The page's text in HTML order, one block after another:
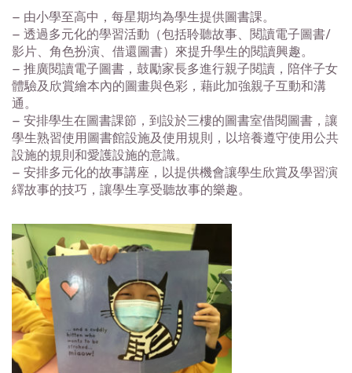
– 由小學至高中，每星期均為學生提供圖書課。
– 透過多元化的學習活動（包括聆聽故事、閱讀電子圖書/
影片、角色扮演、借還圖書）來提升學生的閱讀興趣。
– 推廣閱讀電子圖書，鼓勵家長多進行親子閱讀，陪伴子女
體驗及欣賞繪本內的圖畫與色彩，藉此加強親子互動和溝
通。
– 安排學生在圖書課節，到設於三樓的圖書室借閱圖書，讓
學生熟習使用圖書館設施及使用規則，以培養遵守使用公共
設施的規則和愛護設施的意識。
– 安排多元化的故事講座，以提供機會讓學生欣賞及學習演
繹故事的技巧，讓學生享受聽故事的樂趣。